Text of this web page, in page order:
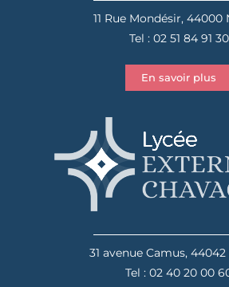
11 Rue Mondésir, 44000
Tel : 02 51 84 91 30
En savoir plus
31 avenue Camus,
Tel : 02 40 20 00